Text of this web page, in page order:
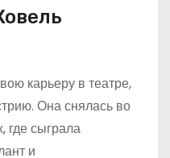
карьеру в театре,
Она снялась во
где сыграла
и